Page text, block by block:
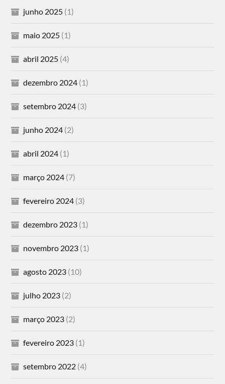
junho 2025 (1)
maio 2025 (1)
abril 2025 (4)
dezembro 2024 (1)
setembro 2024 (3)
junho 2024 (2)
abril 2024 (1)
março 2024 (7)
fevereiro 2024 (3)
dezembro 2023 (1)
novembro 2023 (1)
agosto 2023 (10)
julho 2023 (2)
março 2023 (2)
fevereiro 2023 (1)
setembro 2022 (4)